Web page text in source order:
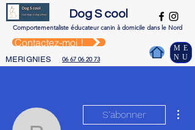
06 67 06 20 73
Dog S cool
Comportementaliste éducateur canin à domicile dans le Nord
Contactez-moi !
MERIGNIES
ME
NU
S'abonner